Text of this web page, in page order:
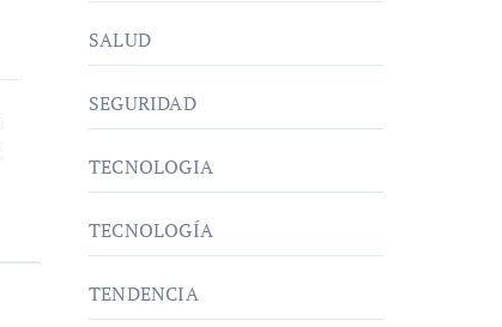
SALUD
SEGURIDAD
TECNOLOGIA
TECNOLOGÍA
TENDENCIA